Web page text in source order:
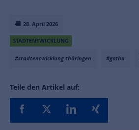
28. April 2026
STADTENTWICKLUNG
#stadtentwicklung thüringen #gotha
Teile den Artikel auf: